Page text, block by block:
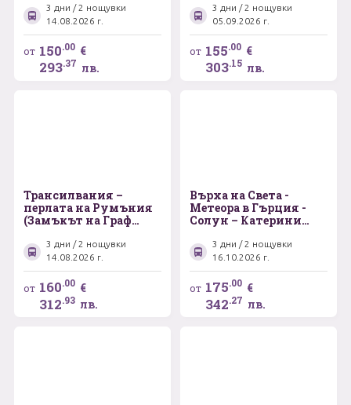
Никола Вапцаров -
църква Света Троица)
- паркът за
танцуващи мечки в
град Белица
3 дни / 2 нощувки
14.08.2026 г.
от 150.00 €
293.37 лв.
-гр. Петрич ,,Къща
музей на Ванга"
3 дни / 2 нощувки
05.09.2026 г.
от 155.00 €
303.15 лв.
Трансилвания –
перлата на Румъния
(Замъкът на Граф
Синая)
3 дни / 2 нощувки
14.08.2026 г.
от 160.00 €
312.93 лв.
Върха на Света -
Метеора в Гърция -
Солун – Катерини
3 дни / 2 нощувки
16.10.2026 г.
от 175.00 €
342.27 лв.